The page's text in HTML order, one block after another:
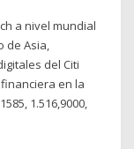
a nivel mundial
de Asia,
del Citi
en la
1.516,9000,